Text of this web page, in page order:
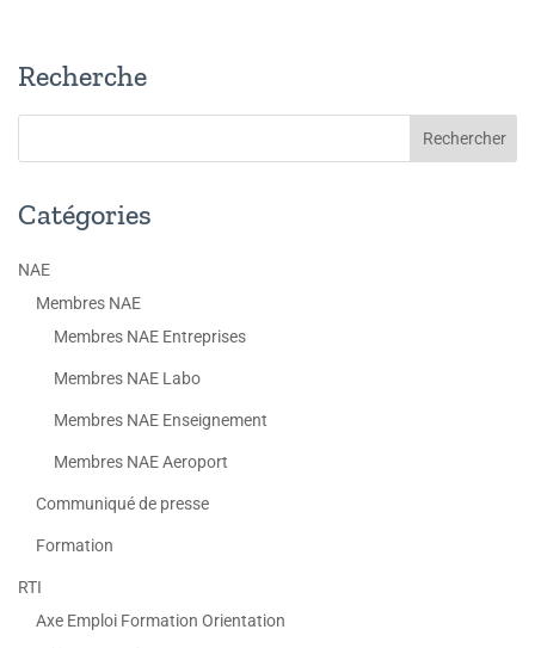
Recherche
Catégories
NAE
Membres NAE
Membres NAE Entreprises
Membres NAE Labo
Membres NAE Enseignement
Membres NAE Aeroport
Communiqué de presse
Formation
RTI
Axe Emploi Formation Orientation